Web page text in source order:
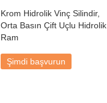
Krom Hidrolik Vinç Silindir,
Orta Basın Çift Uçlu Hidrolik
Ram
Şimdi başvurun